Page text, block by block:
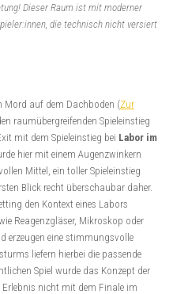
Dieser Raum ist mit moderner
die technisch nicht versiert
Mord auf dem Dachboden (Zur
raumübergreifenden Spieleinstieg
mit dem Spieleinstieg bei Labor im
hier mit einem Augenzwinkern
Mittel, ein toller Spieleinstieg
Blick recht überschaubar daher.
den Kontext eines Labors
Reagenzgläser, Mikroskop oder
erzeugen eine stimmungsvolle
liefern hierbei die passende
Spiel wurde das Konzept der
Erlebnis nicht mit dem Finale im